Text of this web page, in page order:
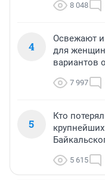
8 048
4
Освежают
для
вариантов
7 997
5
Кто
5 615